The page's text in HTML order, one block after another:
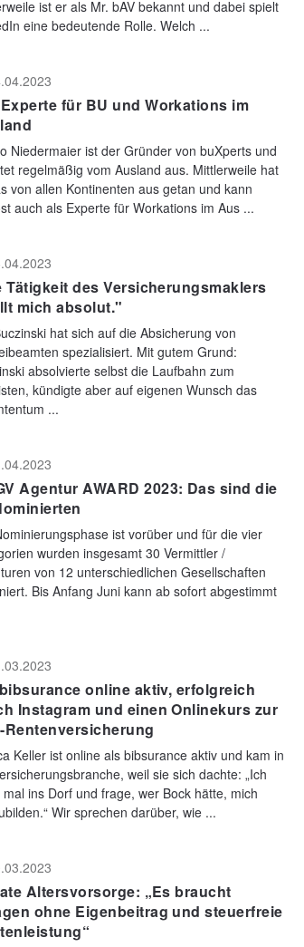
ist er als Mr. bAV bekannt und dabei spielt
eine bedeutende Rolle. Welch ...
für BU und Workations im
Niedermaier ist der Gründer von buXperts und
regelmäßig vom Ausland aus. Mittlerweile hat
von allen Kontinenten aus getan und kann
auch als Experte für Workations im Aus ...
Tätigkeit des Versicherungsmaklers
mich absolut."
hat sich auf die Absicherung von
spezialisiert. Mit gutem Grund:
absolvierte selbst die Laufbahn zum
kündigte aber auf eigenen Wunsch das
...
Agentur AWARD 2023: Das sind die
ist vorüber und für die vier
wurden insgesamt 30 Vermittler /
von 12 unterschiedlichen Gesellschaften
Bis Anfang Juni kann ab sofort abgestimmt
online aktiv, erfolgreich
Instagram und einen Onlinekurs zur
Rentenversicherung
Keller ist online als bibsurance aktiv und kam in
weil sie sich dachte: „Ich
ins Dorf und frage, wer Bock hätte, mich
Wir sprechen darüber, wie ...
Altersvorsorge: „Es braucht
ohne Eigenbeitrag und steuerfreie